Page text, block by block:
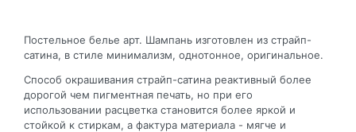
Постельное белье арт. Шампань изготовлен из страйп-
сатина, в стиле минимализм, однотонное, оригинальное.
Способ окрашивания страйп-сатина реактивный более
дорогой чем пигментная печать, но при его
использовании расцветка становится более яркой и
стойкой к стиркам, а фактура материала - мягче и